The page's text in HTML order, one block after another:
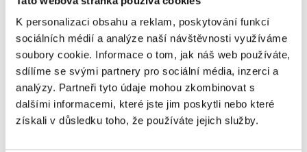
K personalizaci obsahu a reklam, poskytování funkcí
sociálních médií a analýze naší návštěvnosti využíváme
soubory cookie. Informace o tom, jak náš web používáte,
sdílíme se svými partnery pro sociální média, inzerci a
analýzy. Partneři tyto údaje mohou zkombinovat s
dalšími informacemi, které jste jim poskytli nebo které
získali v důsledku toho, že používáte jejich služby.
ALO
Náhrdelník s morganitem Essential
Drop
od 30 286 Kč
ALO
Prsten s diamanty a morganitem
The Duchess
od 64 408 Kč